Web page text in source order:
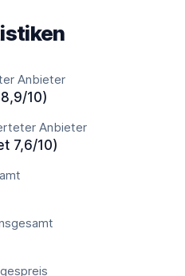
Anbieter
10)
Anbieter
7,6/10)